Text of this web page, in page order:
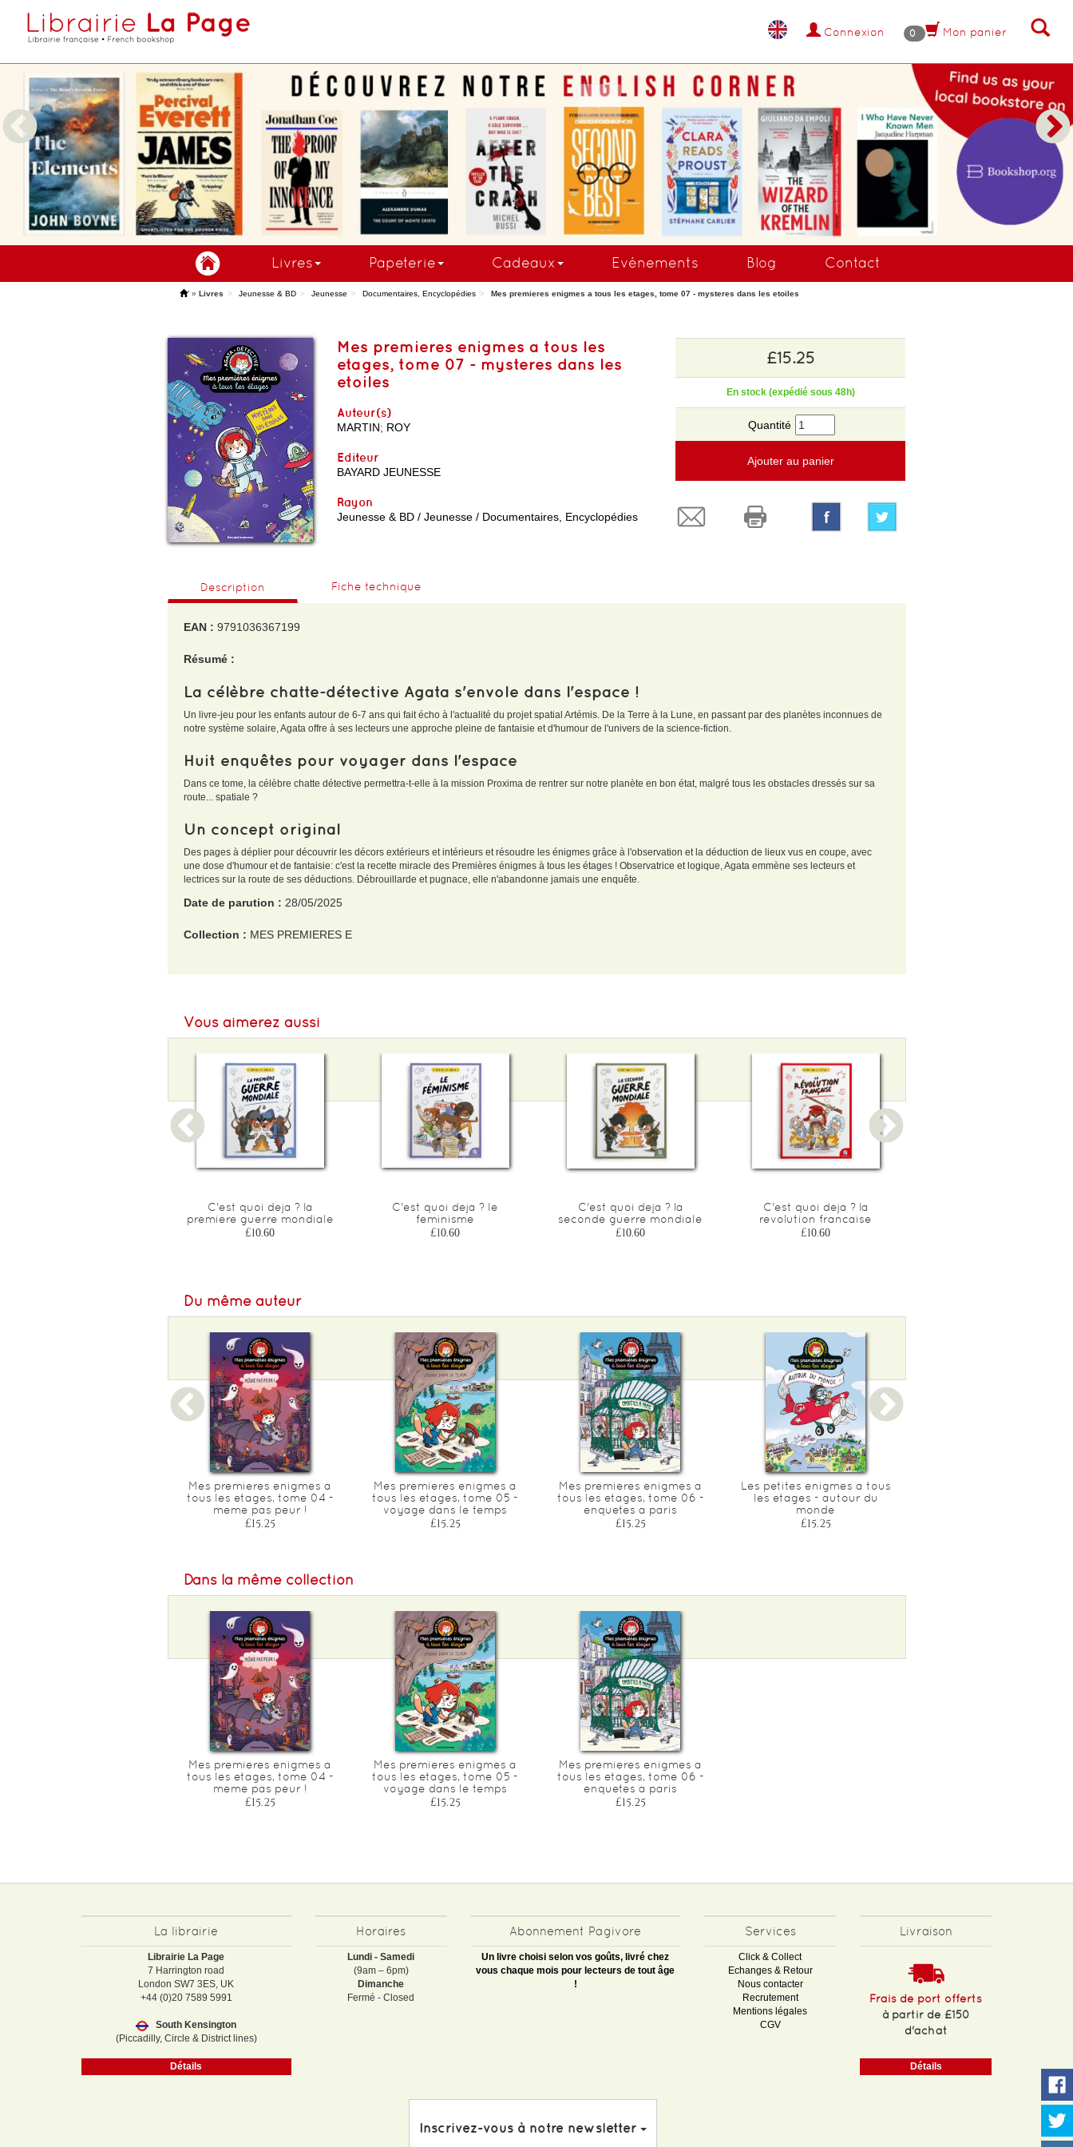
Connexion 0 Mon panier
COMMANDEZ MAINTENANT !
Livres Papeterie Cadeaux Evénements Blog Contact
'» Livres Jeunesse & BD Jeunesse Documentaires, Encyclopédies Mes premieres enigmes a tous les etages, tome 07 - mysteres dans les etoiles
Mes premieres enigmes a tous les
etages, tome 07 - mysteres dans les
etoiles
Auteur(s)
MARTIN; ROY
Editeur
BAYARD JEUNESSE
Rayon
Jeunesse & BD / Jeunesse / Documentaires, Encyclopédies
£15.25
En stock (expédié sous 48h)
Quantité
Ajouter au panier
Description Fiche technique
EAN : 9791036367199
Résumé :
La célèbre chatte-détective Agata s'envole dans l'espace !
Un livre-jeu pour les enfants autour de 6-7 ans qui fait écho à l'actualité du projet spatial Artémis. De la Terre à la Lune, en passant par des planètes inconnues de
notre système solaire, Agata offre à ses lecteurs une approche pleine de fantaisie et d'humour de l'univers de la science-fiction.
Huit enquêtes pour voyager dans l'espace
Dans ce tome, la célèbre chatte détective permettra-t-elle à la mission Proxima de rentrer sur notre planète en bon état, malgré tous les obstacles dressés sur sa
route... spatiale ?
Un concept original
Des pages à déplier pour découvrir les décors extérieurs et intérieurs et résoudre les énigmes grâce à l'observation et la déduction de lieux vus en coupe, avec
une dose d'humour et de fantaisie: c'est la recette miracle des Premières énigmes à tous les étages ! Observatrice et logique, Agata emmène ses lecteurs et
lectrices sur la route de ses déductions. Débrouillarde et pugnace, elle n'abandonne jamais une enquête.
Date de parution : 28/05/2025
Collection : MES PREMIERES E
Format L :180
Poids :346 g
Epaisseur :5
Vous aimerez aussi
C'est quoi deja ? la
premiere guerre mondiale
£10.60
C'est quoi deja ? le
feminisme
£10.60
C'est quoi deja ? la
seconde guerre mondiale
£10.60
C'est quoi deja ? la
revolution francaise
£10.60
Du même auteur
Mes premieres enigmes a
tous les etages, tome 04 -
meme pas peur !
£15.25
Mes premieres enigmes a
tous les etages, tome 05 -
voyage dans le temps
£15.25
Mes premieres enigmes a
tous les etages, tome 06 -
enquetes a paris
£15.25
Les petites enigmes a tous
les etages - autour du
monde
£15.25
Dans la même collection
Mes premieres enigmes a
tous les etages, tome 04 -
meme pas peur !
£15.25
Mes premieres enigmes a
tous les etages, tome 05 -
voyage dans le temps
£15.25
Mes premieres enigmes a
tous les etages, tome 06 -
enquetes a paris
£15.25
La librairie
Librairie La Page
7 Harrington road
London SW7 3ES, UK
+44 (0)20 7589 5991
South Kensington
(Piccadilly, Circle & District lines)
Détails
Horaires
Lundi - Samedi
(9am – 6pm)
Dimanche
Fermé - Closed
Abonnement Pagivore
Un livre choisi selon vos goûts, livré chez
vous chaque mois pour lecteurs de tout âge
!
Services
Click & Collect
Echanges & Retour
Nous contacter
Recrutement
Mentions légales
CGV
Livraison
Frais de port offerts
à partir de £150
d'achat
Détails
Inscrivez-vous à notre newsletter